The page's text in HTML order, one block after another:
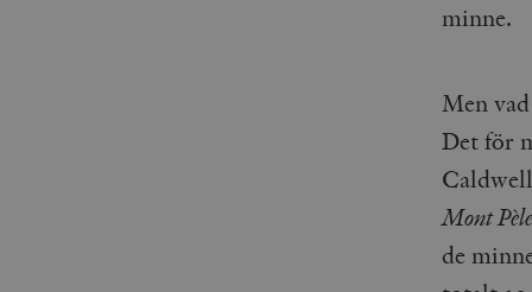
minne.
Men
Det för
Mont
de